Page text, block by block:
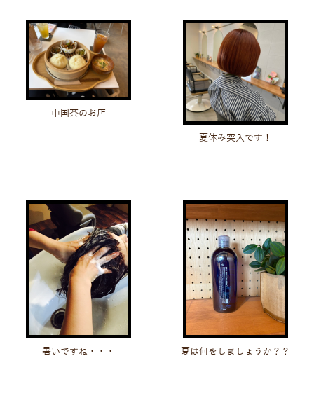
中国茶のお店
夏休み突入です！
暑いですね・・・ 夏は何をしましょうか？？